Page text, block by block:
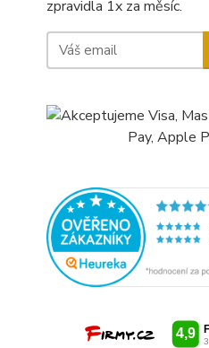
zpravidla 1x za měsíc.